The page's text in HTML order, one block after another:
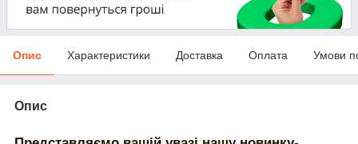
Опис Характеристики Доставка Оплата Умови
Опис